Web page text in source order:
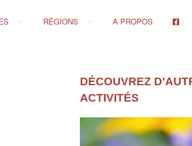
RÉGIONS A PROPOS
DÉCOUVREZ
ACTIVITÉS